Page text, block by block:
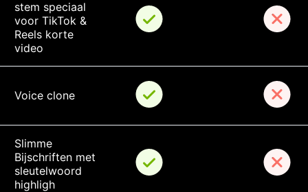
stem speciaal
voor TikTok &
Reels korte
video
Voice clone
Slimme
Bijschriften met
sleutelwoord
highligh